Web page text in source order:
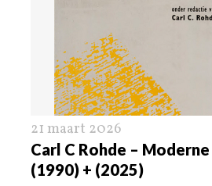
21 maart 2026
Carl C Rohde –
(1990) + (2025)